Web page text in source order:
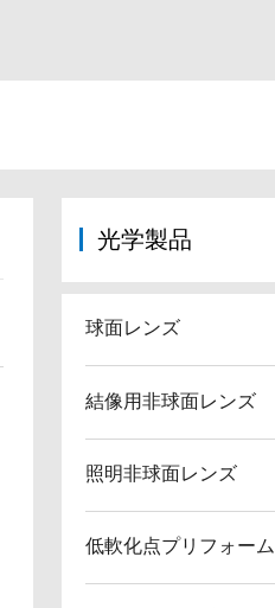
光学製品
球面レンズ
結像用非球面レンズ
照明非球面レンズ
低軟化点プリフォーム